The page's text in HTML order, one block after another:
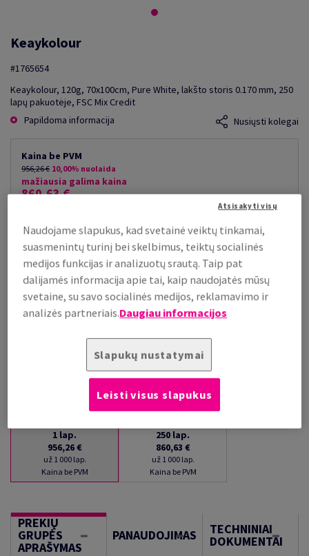
Keaykolour
#1765654
Keaykolour, 120g, 70x100cm, Pure White, lakšto storis 0.170 mm, 250
lapų pakuotėje, FSC Mix Credit
Papildoma informacija
Nusiųsti kolegai
Kaina be PVM
956,26 € 10,00% nuolaida
mažiausia galima kaina
860,63 €
PRISTATYMAS APYTIKSLIAI PER 16 DIENAS (-Ų)
(NEGRĄŽINAMA PREKĖ)
Kiekių palyginimas
lap.
1 lap.
956,26 €
už 1 000 lap.
Kaina be PVM
250 lap.
860,63 €
už 1 000 lap.
Kaina be PVM
PREKIŲ
GRUPĖS
APRAŠYMAS
PANAUDOJIMAS TECHNINIAI
DOKUMENTAI
Naudojame slapukus, kad svetainė veiktų tinkamai,
suasmenintų turinį bei skelbimus, teiktų socialinės
medijos funkcijas ir analizuotų srautą. Taip pat
dalijamės informacija apie tai, kaip naudojatės mūsų
svetaine, su savo socialinės medijos, reklamavimo ir
analizės partneriais.Daugiau informacijos
Slapukų nustatymai
Atsisakyti visų
Leisti visus slapukus